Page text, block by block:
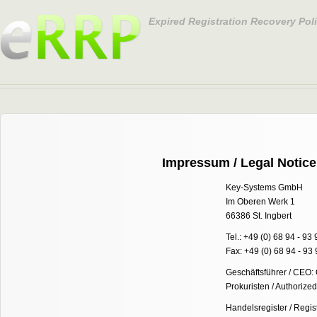
Expired Registration Recovery
Impressum / Legal Notice
Key-Systems GmbH
Im Oberen Werk 1
66386 St. Ingbert
Tel.: +49 (0) 68 94 - 93
Fax: +49 (0) 68 94 - 93
Geschäftsführer /
Prokuristen /
Handelsregister /